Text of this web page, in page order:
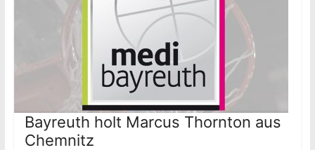
Bayreuth holt Marcus Thornton aus
Chemnitz